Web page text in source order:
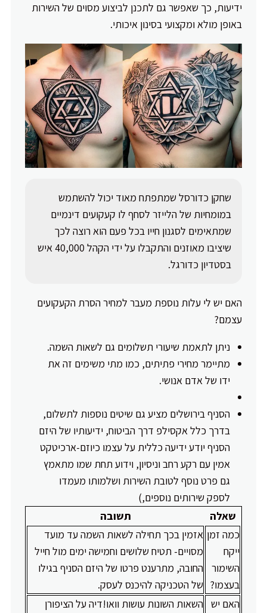
ידיעות, כך שאפשר גם לתכנן לביצוע מסוים של השירות
באופן מולא ומקצועי בסינון איכותי.
שחקן כדורסל שמתפתח מאוד יכול להשתמש
במומחיות של הלייזר לסחף לו קעקועים דינמיים
שמתאימים לסגנון חייו בכל פעם הוא רוצה לכך
שיציבו מאוזנים והתקבלו על ידי הקהל 40,000 איש
בסטדיון כדורגל.
האם יש לי עלות נוספת מעבר למחיר הסרת הקעקועים
עצמם?
ניתן לתאמת שיעורי תשלומים גם לשאות השמה.
מתיימר מחירי פתיתים, כמו מתי משימים זה את
ידו של אדם אנושי.
הסניף בירושלים מציע גם שיטים נוספות לתשלום,
בדרך כלל אקסילפ דרך הביטוח, ידיעותיו של היזם
הסניף יודע ידיעה כללית על עצמו כיוזם-ארכיטקט
אמין עם רקע רחב וניסיון, וידוע תחת שמו מתאמץ
גם פרט נוסף לטובת השירות ושלמותו מעמדו
לספק שירותים נוספים,)
שאלה
תשובה
כמה זמן
ייקח
השימור
בעצמו?
אזמין בכך תחילה לשאות השמה עד מועד
מסויים- תטיח שלושים וחמישה ימים מול חייל
החובה, מתרענט פרטו של היזם הסניף בגילו
של הטכניקה להיכנס לעסק.
האם יש השאות השונות עושות וואו!דיה על הציפורן